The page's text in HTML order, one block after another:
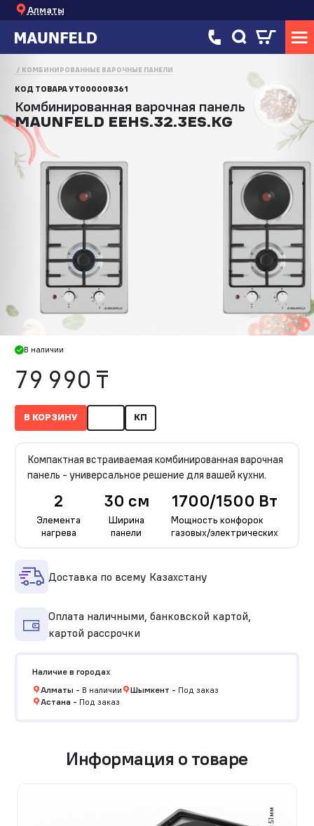
Алматы
КОМБИНИРОВАННЫЕ ВАРОЧНЫЕ ПАНЕЛИ
КОД ТОВАРАУТ000008361
Комбинированная варочная панель
MAUNFELD EEHS.32.3ES.KG
В наличии
79 990 ₸
В КОРЗИНУ КП
Компактная встраиваемая комбинированная варочная
панель - универсальное решение для вашей кухни.
2
Элемента
нагрева
30 см
Ширина
панели
1700/1500 Вт
Мощность конфорок
газовых/электрических
Доставка по всему Казахстану
Оплата наличными, банковской картой,
картой рассрочки
Наличие в городах
Алматы- В наличии Шымкент - Под заказ
Астана- Под заказ
Информация о товаре